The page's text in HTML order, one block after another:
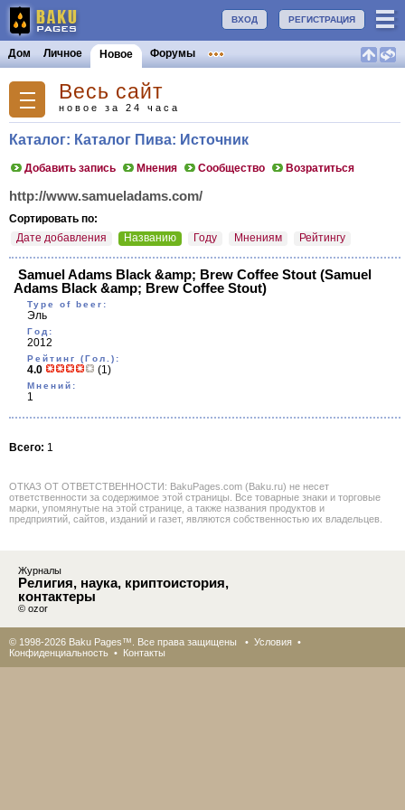
РЕГИСТРАЦИЯ
ВХОД
Дом Личное Новое Форумы
Весь сайт
новое за 24 часа
Каталог: Каталог Пива: Источник
Добавить запись Мнения Сообщество Возратиться
http://www.samueladams.com/
Сортировать по:
Дате добавления
Названию Году Мнениям Рейтингу
Samuel Adams Black &amp; Brew Coffee Stout (Samuel
Adams Black &amp; Brew Coffee Stout)
Type of beer:
Эль
Год:
2012
Рейтинг (Гол.):
4.0 (1)
Мнений:
1
Всего: 1
ОТКАЗ ОТ ОТВЕТСТВЕННОСТИ: BakuPages.com (Baku.ru) не несет
ответственности за содержимое этой страницы. Все товарные знаки и торговые
марки, упомянутые на этой странице, а также названия продуктов и
предприятий, сайтов, изданий и газет, являются собственностью их владельцев.
Журналы
Религия, наука, криптоистория,
контактеры
© ozor
© 1998-2026 Baku Pages™. Все права защищены • Условия •
Конфиденциальность • Контакты